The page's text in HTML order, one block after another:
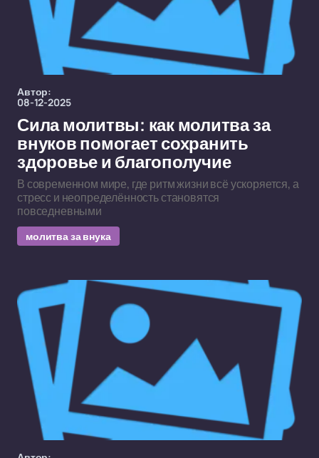
Автор:
08-12-2025
Сила молитвы: как молитва за
внуков помогает сохранить
здоровье и благополучие
В современном мире, где ритм жизни всё ускоряется, а
стресс и неопределённость становятся
повседневными
молитва за внука